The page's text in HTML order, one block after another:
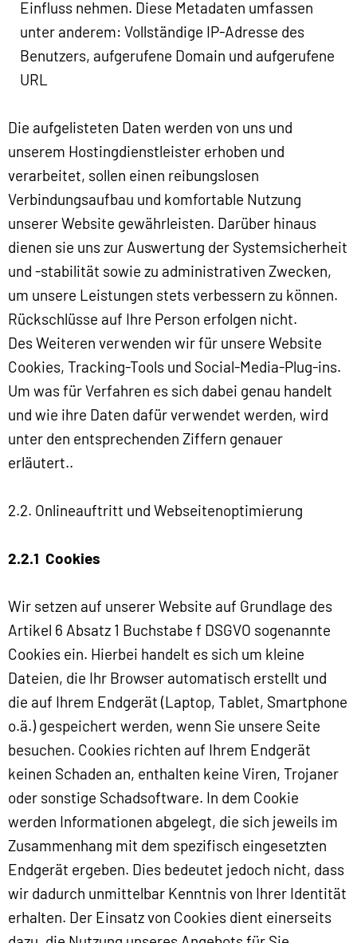
Einfluss nehmen. Diese Metadaten umfassen
unter anderem: Vollständige IP-Adresse des
Benutzers, aufgerufene Domain und aufgerufene
URL
Die aufgelisteten Daten werden von uns und
unserem Hostingdienstleister erhoben und
verarbeitet, sollen einen reibungslosen
Verbindungsaufbau und komfortable Nutzung
unserer Website gewährleisten. Darüber hinaus
dienen sie uns zur Auswertung der Systemsicherheit
und -stabilität sowie zu administrativen Zwecken,
um unsere Leistungen stets verbessern zu können.
Rückschlüsse auf Ihre Person erfolgen nicht.
Des Weiteren verwenden wir für unsere Website
Cookies, Tracking-Tools und Social-Media-Plug-ins.
Um was für Verfahren es sich dabei genau handelt
und wie ihre Daten dafür verwendet werden, wird
unter den entsprechenden Ziffern genauer
erläutert..
2.2. Onlineauftritt und Webseitenoptimierung
2.2.1 Cookies
Wir setzen auf unserer Website auf Grundlage des
Artikel 6 Absatz 1 Buchstabe f DSGVO sogenannte
Cookies ein. Hierbei handelt es sich um kleine
Dateien, die Ihr Browser automatisch erstellt und
die auf Ihrem Endgerät (Laptop, Tablet, Smartphone
o.ä.) gespeichert werden, wenn Sie unsere Seite
besuchen. Cookies richten auf Ihrem Endgerät
keinen Schaden an, enthalten keine Viren, Trojaner
oder sonstige Schadsoftware. In dem Cookie
werden Informationen abgelegt, die sich jeweils im
Zusammenhang mit dem spezifisch eingesetzten
Endgerät ergeben. Dies bedeutet jedoch nicht, dass
wir dadurch unmittelbar Kenntnis von Ihrer Identität
erhalten. Der Einsatz von Cookies dient einerseits